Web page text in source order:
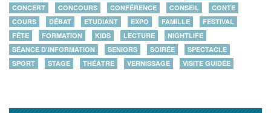
CONCERT
CONCOURS CONFÉRENCE CONSEIL
CONTE
COURS
DÉBAT ETUDIANT EXPO FAMILLE
FESTIVAL
FÊTE
FORMATION KIDS LECTURE
NIGHTLIFE
SÉANCE D'INFORMATION
SENIORS SOIRÉE
SPECTACLE
SPORT
STAGE THÉÂTRE VERNISSAGE VISITE GUIDÉE